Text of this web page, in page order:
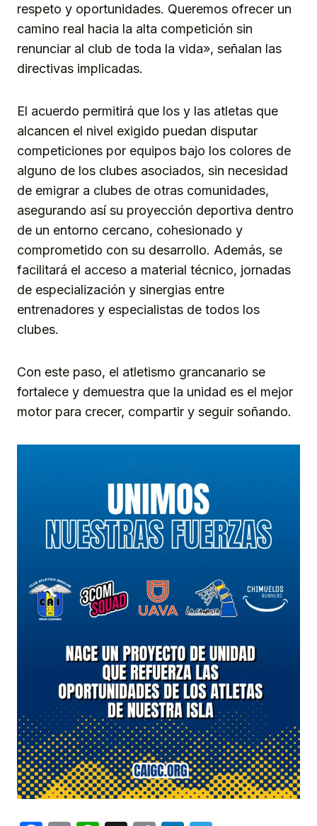
respeto y oportunidades. Queremos ofrecer un
camino real hacia la alta competición sin
renunciar al club de toda la vida», señalan las
directivas implicadas.
El acuerdo permitirá que los y las atletas que
alcancen el nivel exigido puedan disputar
competiciones por equipos bajo los colores de
alguno de los clubes asociados, sin necesidad
de emigrar a clubes de otras comunidades,
asegurando así su proyección deportiva dentro
de un entorno cercano, cohesionado y
comprometido con su desarrollo. Además, se
facilitará el acceso a material técnico, jornadas
de especialización y sinergias entre
entrenadores y especialistas de todos los
clubes.
Con este paso, el atletismo grancanario se
fortalece y demuestra que la unidad es el mejor
motor para crecer, compartir y seguir soñando.